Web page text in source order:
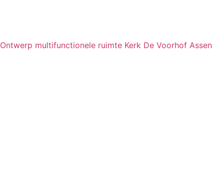
Ontwerp multifunctionele ruimte Kerk De Voorhof Assen